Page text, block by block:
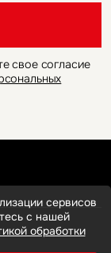
свое согласие
сервисов
с нашей
обработки